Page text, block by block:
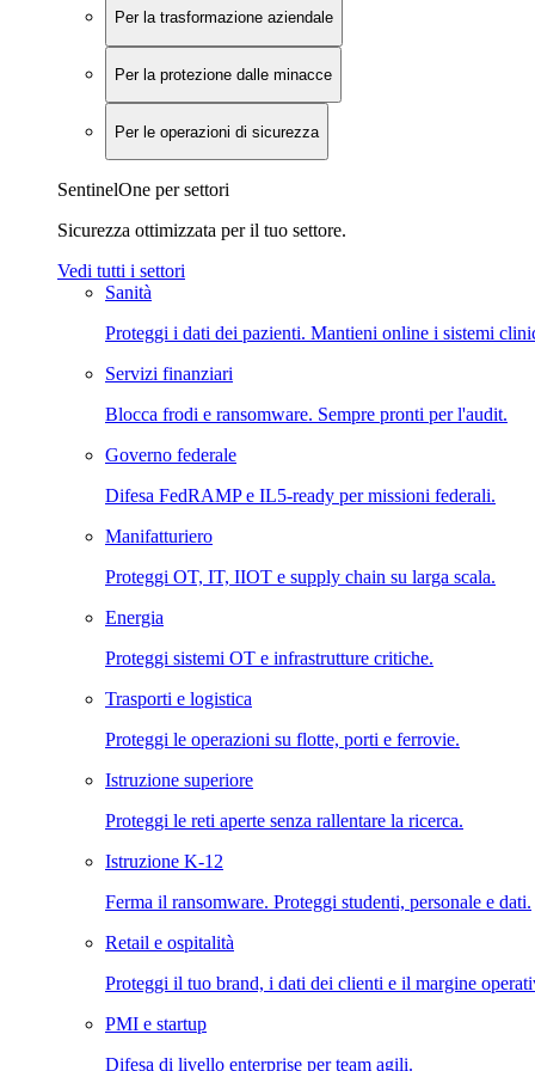
Per la trasformazione aziendale
Per la protezione dalle minacce
Per le operazioni di sicurezza
SentinelOne per settori
Sicurezza ottimizzata per il tuo settore.
Vedi tutti i settori
Sanità
Proteggi i dati dei pazienti. Mantieni online i sistemi
Servizi finanziari
Blocca frodi e ransomware. Sempre pronti per l'audit.
Governo federale
Difesa FedRAMP e IL5-ready per missioni federali.
Manifatturiero
Proteggi OT, IT, IIOT e supply chain su larga scala.
Energia
Proteggi sistemi OT e infrastrutture critiche.
Trasporti e logistica
Proteggi le operazioni su flotte, porti e ferrovie.
Istruzione superiore
Proteggi le reti aperte senza rallentare la ricerca.
Istruzione K-12
Ferma il ransomware. Proteggi studenti, personale e dati.
Retail e ospitalità
Proteggi il tuo brand, i dati dei clienti e il margine
PMI e startup
Difesa di livello enterprise per team agili.